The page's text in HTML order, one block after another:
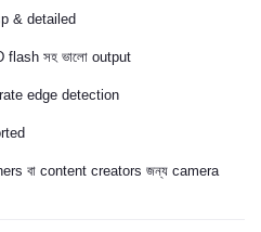
& detailed
flash সহ ভালো output
edge detection
বা content creators জন্য camera